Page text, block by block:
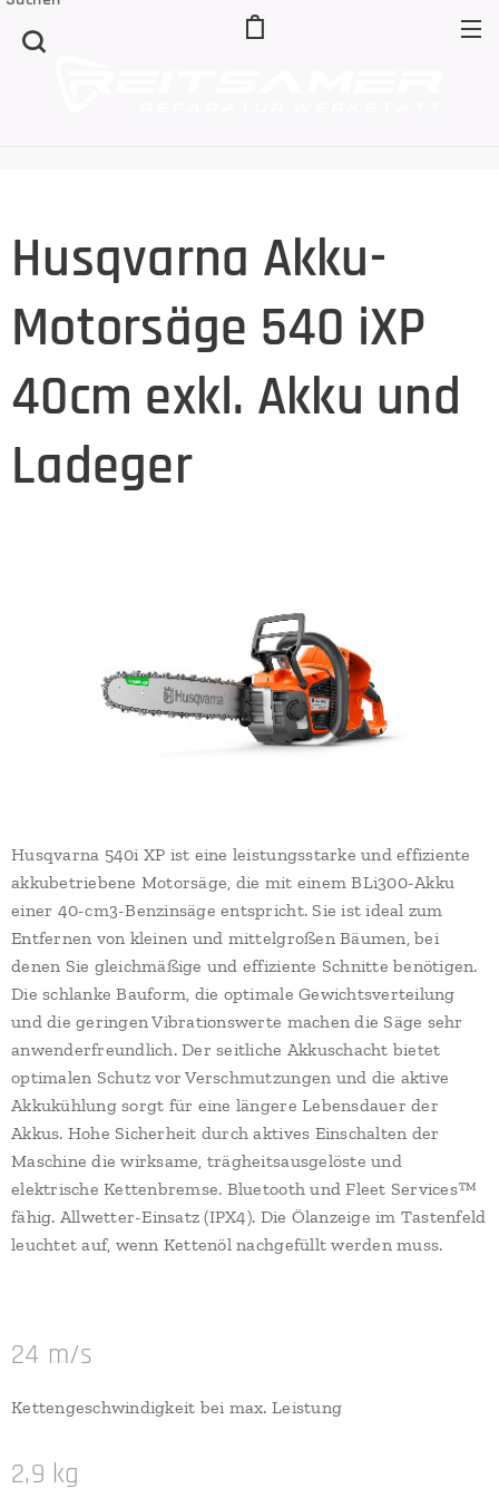
Husqvarna Akku-
Motorsäge 540 iXP
40cm exkl. Akku und
Ladeger
Husqvarna 540i XP ist eine leistungsstarke und effiziente
akkubetriebene Motorsäge, die mit einem BLi300-Akku
einer 40-cm3-Benzinsäge entspricht. Sie ist ideal zum
Entfernen von kleinen und mittelgroßen Bäumen, bei
denen Sie gleichmäßige und effiziente Schnitte benötigen.
Die schlanke Bauform, die optimale Gewichtsverteilung
und die geringen Vibrationswerte machen die Säge sehr
anwenderfreundlich. Der seitliche Akkuschacht bietet
optimalen Schutz vor Verschmutzungen und die aktive
Akkukühlung sorgt für eine längere Lebensdauer der
Akkus. Hohe Sicherheit durch aktives Einschalten der
Maschine die wirksame, trägheitsausgelöste und
elektrische Kettenbremse. Bluetooth und Fleet Services™
fähig. Allwetter-Einsatz (IPX4). Die Ölanzeige im Tastenfeld
leuchtet auf, wenn Kettenöl nachgefüllt werden muss.
24 m/s
Kettengeschwindigkeit bei max. Leistung
2,9 kg